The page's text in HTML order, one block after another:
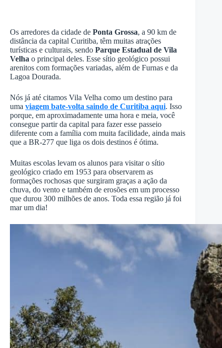
Os arredores da cidade de Ponta Grossa, a 90 km de
distância da capital Curitiba, têm muitas atrações
turísticas e culturais, sendo Parque Estadual de Vila
Velha o principal deles. Esse sítio geológico possui
arenitos com formações variadas, além de Furnas e da
Lagoa Dourada.
Nós já até citamos Vila Velha como um destino para
uma viagem bate-volta saindo de Curitiba aqui. Isso
porque, em aproximadamente uma hora e meia, você
consegue partir da capital para fazer esse passeio
diferente com a família com muita facilidade, ainda mais
que a BR-277 que liga os dois destinos é ótima.
Muitas escolas levam os alunos para visitar o sítio
geológico criado em 1953 para observarem as
formações rochosas que surgiram graças a ação da
chuva, do vento e também de erosões em um processo
que durou 300 milhões de anos. Toda essa região já foi
mar um dia!